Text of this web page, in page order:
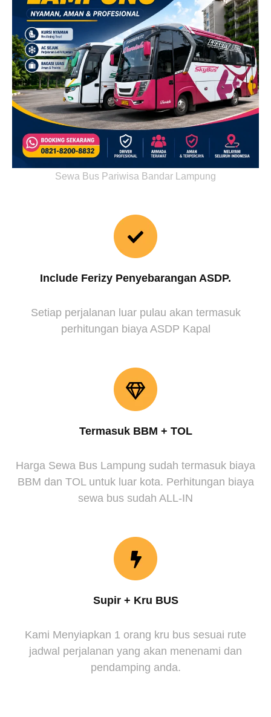
Sewa Bus Pariwisa Bandar Lampung
Include Ferizy Penyebarangan ASDP.
Setiap perjalanan luar pulau akan termasuk
perhitungan biaya ASDP Kapal
Termasuk BBM + TOL
Harga Sewa Bus Lampung sudah termasuk biaya
BBM dan TOL untuk luar kota. Perhitungan biaya
sewa bus sudah ALL-IN
Supir + Kru BUS
Kami Menyiapkan 1 orang kru bus sesuai rute
jadwal perjalanan yang akan menenami dan
pendamping anda.